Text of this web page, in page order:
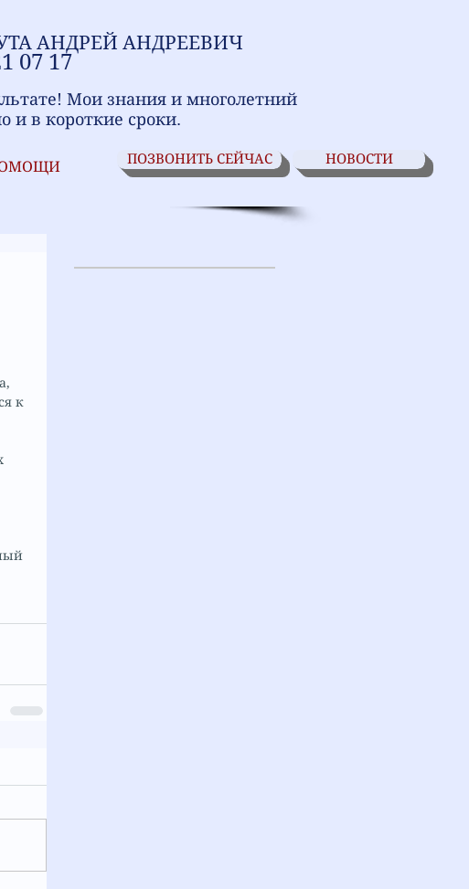
АНДРЕЙ АНДРЕЕВИЧ
07 17
Мои знания и многолетний
и в короткие сроки.
ПОЗВОНИТЬ СЕЙЧАС НОВОСТИ
к